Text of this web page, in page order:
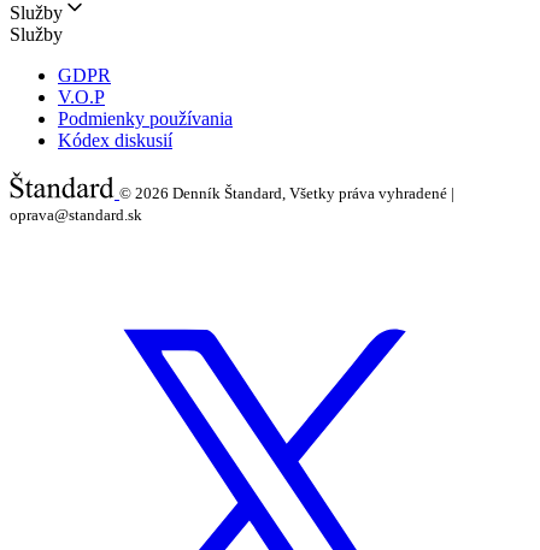
Služby
Služby
GDPR
V.O.P
Podmienky používania
Kódex diskusií
© 2026 Denník Štandard, Všetky práva vyhradené |
oprava@standard.sk